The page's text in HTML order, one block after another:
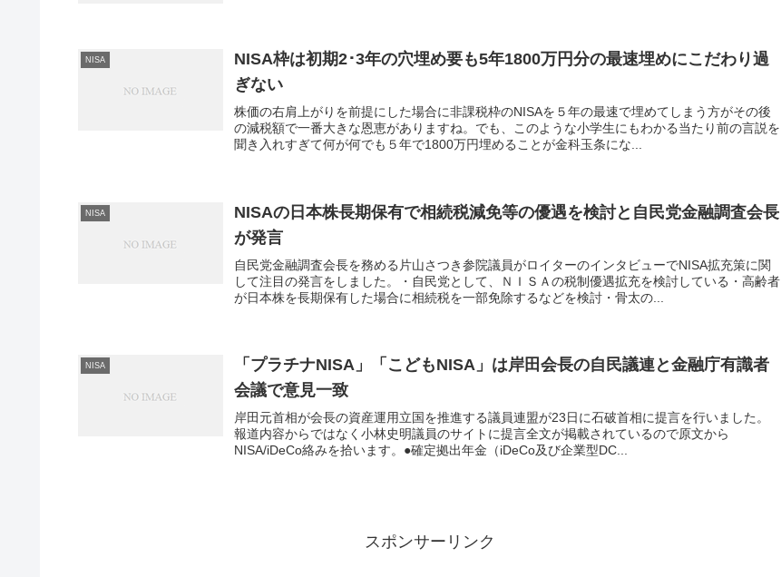
NISA
NISA枠は初期2･3年の穴埋め要も5年1800万円分の最速埋めにこだわり過
ぎない
株価の右肩上がりを前提にした場合に非課税枠のNISAを５年の最速で埋めてしまう方がその後
の減税額で一番大きな恩恵がありますね。でも、このような小学生にもわかる当たり前の言説を
聞き入れすぎて何が何でも５年で1800万円埋めることが金科玉条にな...
NISA
NISAの日本株長期保有で相続税減免等の優遇を検討と自民党金融調査会長
が発言
自民党金融調査会長を務める片山さつき参院議員がロイターのインタビューでNISA拡充策に関
して注目の発言をしました。・自民党として、ＮＩＳＡの税制優遇拡充を検討している・高齢者
が日本株を長期保有した場合に相続税を一部免除するなどを検討・骨太の...
NISA
「プラチナNISA」「こどもNISA」は岸田会長の自民議連と金融庁有識者
会議で意見一致
岸田元首相が会長の資産運用立国を推進する議員連盟が23日に石破首相に提言を行いました。
報道内容からではなく小林史明議員のサイトに提言全文が掲載されているので原文から
NISA/iDeCo絡みを拾います。●確定拠出年金（iDeCo及び企業型DC...
スポンサーリンク